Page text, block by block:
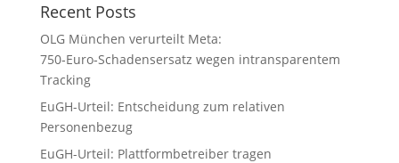
Recent Posts
OLG München verurteilt Meta:
750‑Euro‑Schadensersatz wegen intransparentem
Tracking
EuGH-Urteil: Entscheidung zum relativen
Personenbezug
EuGH-Urteil: Plattformbetreiber tragen